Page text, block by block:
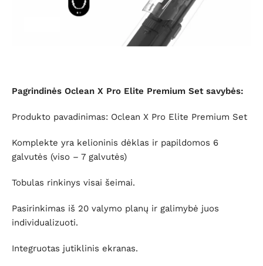
Pagrindinės Oclean X Pro Elite Premium Set savybės:
Produkto pavadinimas: Oclean X Pro Elite Premium Set
Komplekte yra kelioninis dėklas ir papildomos 6
galvutės (viso – 7 galvutės)
Tobulas rinkinys visai šeimai.
Pasirinkimas iš 20 valymo planų ir galimybė juos
individualizuoti.
Integruotas jutiklinis ekranas.